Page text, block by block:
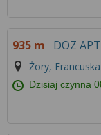
935 m DOZ
Żory,
Dzisiaj czynna